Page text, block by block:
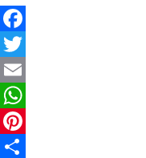
Facebook
Twitter
Email
WhatsApp
Pinterest